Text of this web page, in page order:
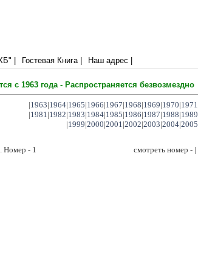
| Гостевая Книга | Наш адрес |
с 1963 года - Распространяется безвозмездно
|1963|1964|1965|1966|1967|1968|1969|1970|1971
|1981|1982|1983|1984|1985|1986|1987|1988|1989
|1999|2000|2001|2002|2003|2004|2005
Номер - 1 смотреть номер - |